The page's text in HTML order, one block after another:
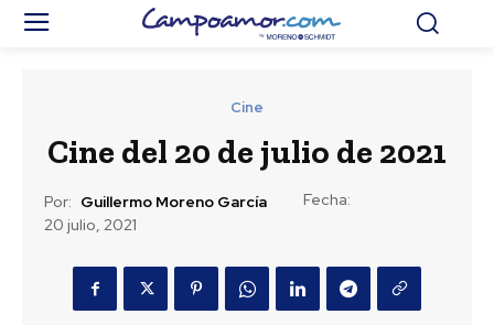
Cine
Cine del 20 de julio de 2021
Por: Guillermo Moreno García
Fecha:
20 julio, 2021